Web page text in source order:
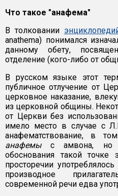
Что такое "анафема"
В толковании
anathema) понимался
данному обету,
отделение (кого-либо от
В русском языке этот
публичное отлучение от
церковное наказание,
из церковной общины.
от Церкви без
имело место в случае с
анафематствование, в
анафемыс амвона, но
обоснования такой
просторечии
производное
современной речи едва